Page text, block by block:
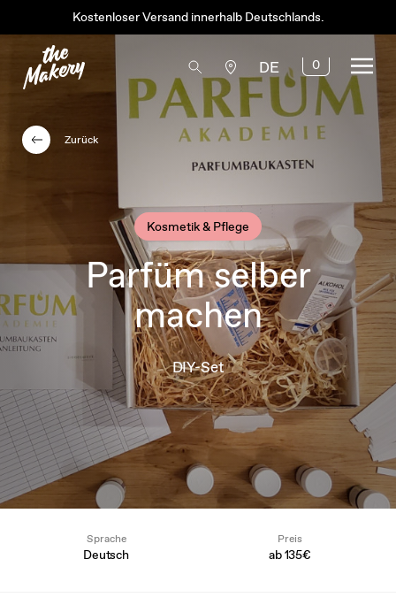
Kostenloser Versand innerhalb Deutschlands.
DE 0
Kosmetik & Pflege
Parfüm selber
machen
DIY-Set
Zurück
Sprache
Deutsch
Preis
ab135€